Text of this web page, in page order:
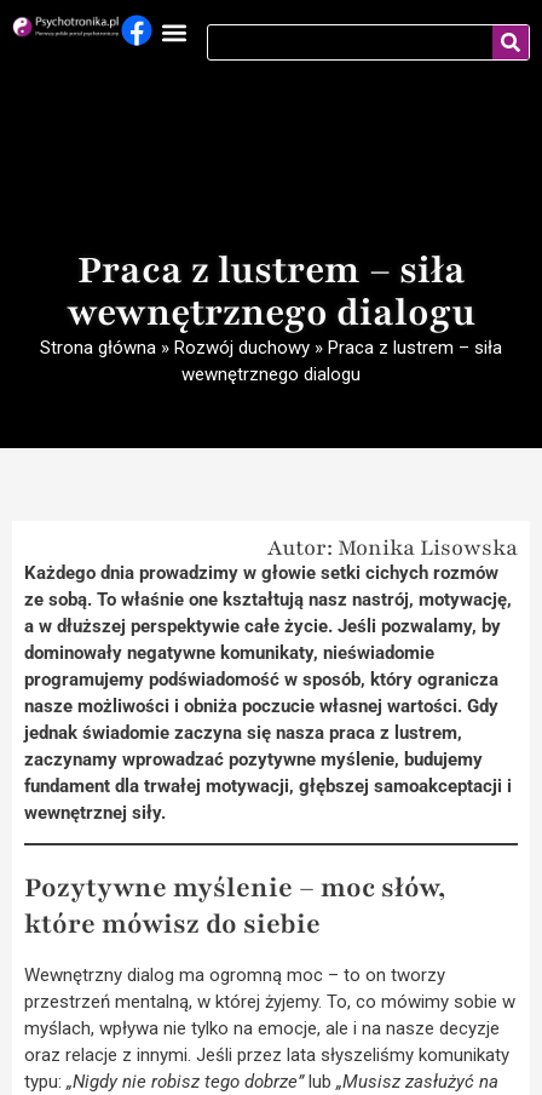
Praca z lustrem – siła
wewnętrznego dialogu
Strona główna » Rozwój duchowy » Praca z lustrem – siła
wewnętrznego dialogu
Autor: Monika Lisowska
Każdego dnia prowadzimy w głowie setki cichych rozmów
ze sobą. To właśnie one kształtują nasz nastrój, motywację,
a w dłuższej perspektywie całe życie. Jeśli pozwalamy, by
dominowały negatywne komunikaty, nieświadomie
programujemy podświadomość w sposób, który ogranicza
nasze możliwości i obniża poczucie własnej wartości. Gdy
jednak świadomie zaczyna się nasza praca z lustrem,
zaczynamy wprowadzać pozytywne myślenie, budujemy
fundament dla trwałej motywacji, głębszej samoakceptacji i
wewnętrznej siły.
Pozytywne myślenie – moc słów,
które mówisz do siebie
Wewnętrzny dialog ma ogromną moc – to on tworzy
przestrzeń mentalną, w której żyjemy. To, co mówimy sobie w
myślach, wpływa nie tylko na emocje, ale i na nasze decyzje
oraz relacje z innymi. Jeśli przez lata słyszeliśmy komunikaty
typu: „Nigdy nie robisz tego dobrze”lub „Musisz zasłużyć na